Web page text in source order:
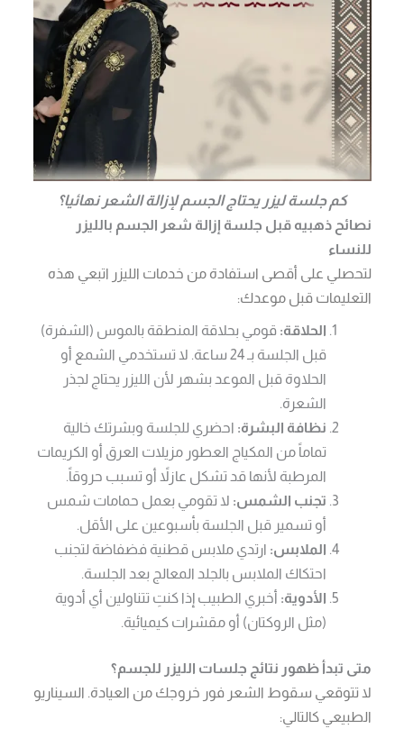
كم جلسة ليزر يحتاج الجسم لإزالة الشعر نهائيا؟
نصائح ذهبيه قبل جلسة إزالة شعر الجسم بالليزر
للنساء
لتحصلي على أقصى استفادة من خدمات الليزر اتبعي هذه
التعليمات قبل موعدك:
الحلاقة: قومي بحلاقة المنطقة بالموس (الشفرة)
قبل الجلسة بـ 24 ساعة. لا تستخدمي الشمع أو
الحلاوة قبل الموعد بشهر لأن الليزر يحتاج لجذر
الشعرة.
نظافة البشرة: احضري للجلسة وبشرتك خالية
تماماً من المكياج العطور مزيلات العرق أو الكريمات
المرطبة لأنها قد تشكل عازلاً أو تسبب حروقاً.
تجنب الشمس: لا تقومي بعمل حمامات شمس
أو تسمير قبل الجلسة بأسبوعين على الأقل.
الملابس: ارتدي ملابس قطنية فضفاضة لتجنب
احتكاك الملابس بالجلد المعالج بعد الجلسة.
الأدوية: أخبري الطبيب إذا كنتِ تتناولين أي أدوية
(مثل الروكتان) أو مقشرات كيميائية.
متى تبدأ ظهور نتائج جلسات الليزر للجسم؟
لا تتوقعي سقوط الشعر فور خروجك من العيادة. السيناريو
الطبيعي كالتالي: